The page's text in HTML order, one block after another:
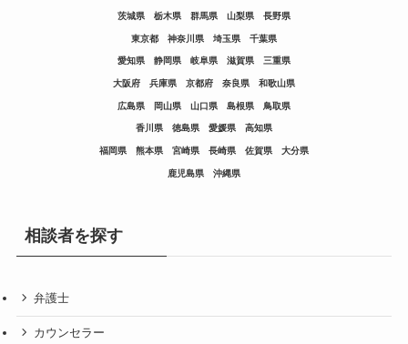
茨城県 栃木県 群馬県 山梨県 長野県
東京都 神奈川県 埼玉県 千葉県
愛知県 静岡県 岐阜県 滋賀県 三重県
大阪府 兵庫県 京都府 奈良県 和歌山県
広島県 岡山県 山口県 島根県 鳥取県
香川県 徳島県 愛媛県 高知県
福岡県 熊本県 宮崎県 長崎県 佐賀県 大分県
鹿児島県 沖縄県
相談者を探す
弁護士
カウンセラー